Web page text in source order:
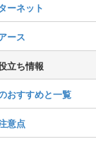
ーネット
ース
立ち情報
おすすめと一覧
意点